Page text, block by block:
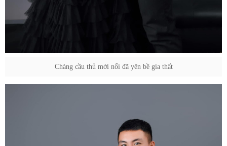
Chàng cầu thủ mới nổi đã yên bề gia thất